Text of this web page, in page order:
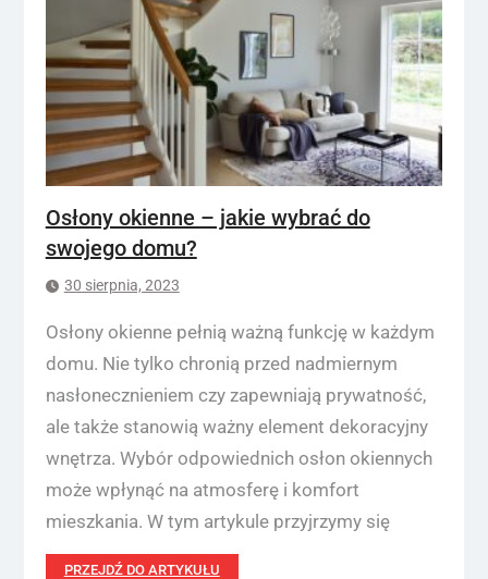
Osłony okienne – jakie wybrać do
swojego domu?
30 sierpnia, 2023
Osłony okienne pełnią ważną funkcję w każdym
domu. Nie tylko chronią przed nadmiernym
nasłonecznieniem czy zapewniają prywatność,
ale także stanowią ważny element dekoracyjny
wnętrza. Wybór odpowiednich osłon okiennych
może wpłynąć na atmosferę i komfort
mieszkania. W tym artykule przyjrzymy się
PRZEJDŹ DO ARTYKUŁU